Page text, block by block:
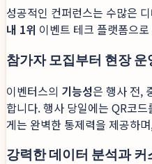
성공적인 컨퍼런스는 수많은
내 1위 이벤트 테크 플랫폼으
참가자 모집부터 현장
이벤터스의 기능성은 행사 전,
합니다. 행사 당일에는 QR코
게는 완벽한 통제력을 제공하
강력한 데이터 분석과 커